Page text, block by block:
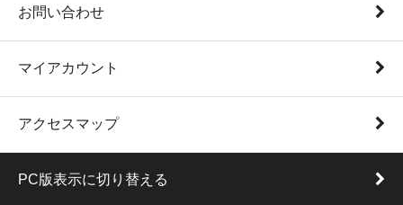
お問い合わせ
マイアカウント
アクセスマップ
PC版表示に切り替える